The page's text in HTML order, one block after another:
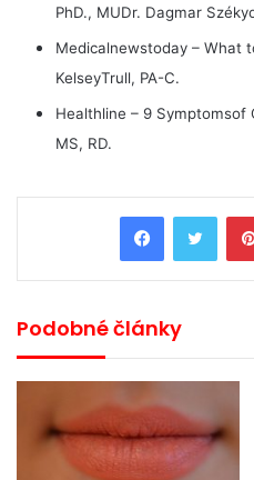
PhD., MUDr. Dagmar
Medicalnewstoday – What
KelseyTrull, PA-C.
Healthline – 9 Symptomsof
MS, RD.
Podobné články